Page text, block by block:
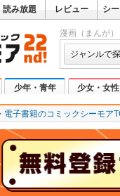
読み放題 レビュー シ
漫画（まんが
ジャンルで
少年・青年 少女・女性
電子書籍のコミックシーモア